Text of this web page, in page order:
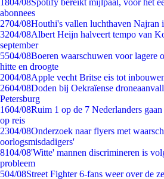
1804/08Spotify bereikt mijlpaal, voor het
abonnees
2704/08Houthi's vallen luchthaven Najran
3204/08Albert Heijn halveert tempo van
september
5504/08Boeren waarschuwen voor lagere
hitte en droogte
2004/08Apple vecht Britse eis tot
2604/08Doden bij Oekraïense
Petersburg
1604/08Ruim 1 op de 7 Nederlanders
op reis
2304/08Onderzoek naar flyers met
oorlogsmisdadigers'
8104/08'Witte' mannen discrimineren is
probleem
504/08Street Fighter 6-fans weer over de